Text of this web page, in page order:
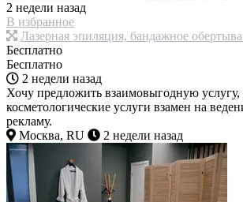
2 недели назад
В избранное
Лазерная эпиляция, бандажное
Бесплатно
Бесплатно
2 недели назад
Хочу предложить взаимовыгодную услугу,
косметологические услуги взамен на
рекламу.
Москва, RU
2 недели назад